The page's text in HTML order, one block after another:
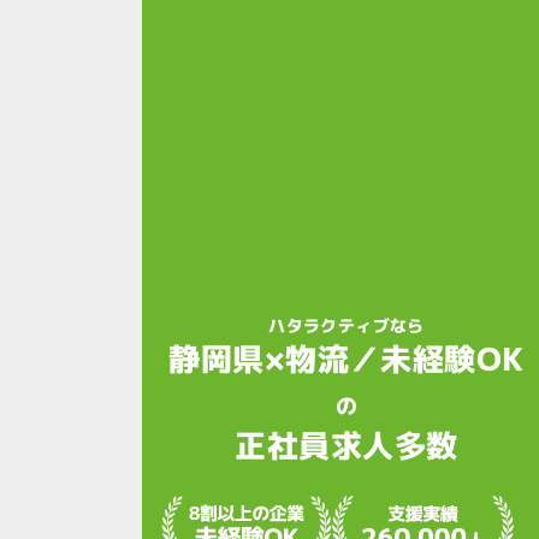
ハタラクティブなら
静岡県×物流／未経験OK
の
正社員求人多数